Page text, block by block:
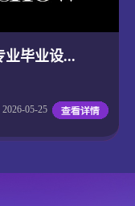
业毕业设...
2026-05-25